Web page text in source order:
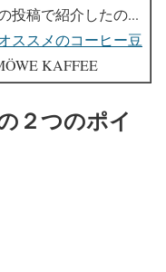
投稿で紹介したの...
ススメのコーヒー豆
KAFFEE
２つのポイ